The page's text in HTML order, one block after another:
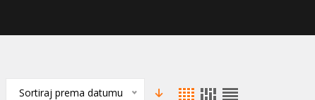
Sortiraj prema datumu